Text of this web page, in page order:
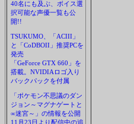
40名にも及ぶ、ボイス選
択可能な声優一覧も公
開!!
TSUKUMO、「ACIII」
と「CoDBOII」推奨PCを
発売
「GeForce GTX 660」を
搭載。NVIDIAロゴ入り
バックパックを付属
「ポケモン不思議のダン
ジョン～マグナゲートと
∞迷宮～」の情報を公開
11月23日より配信中の追